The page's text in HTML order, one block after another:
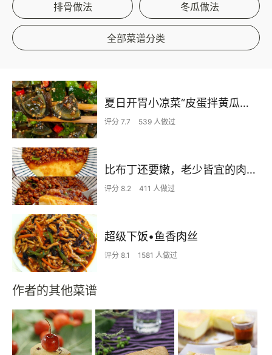
排骨做法 冬瓜做法
全部菜谱分类
夏日开胃小凉菜“皮蛋拌黄瓜🥒”开胃减脂
评分 7.7 539 人做过
比布丁还要嫩，老少皆宜的肉沫蒸蛋
评分 8.2 411 人做过
超级下饭•鱼香肉丝
评分 8.1 1581 人做过
作者的其他菜谱